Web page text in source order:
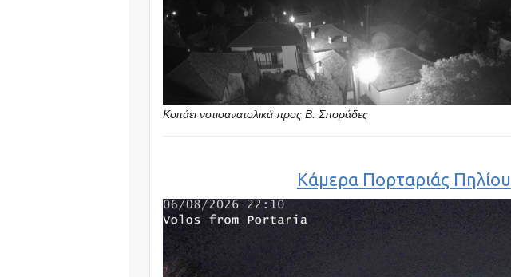
Κοιτάει νοτιοανατολικά προς Β. Σποράδες
Κάμερα Πορταριάς Πηλίου